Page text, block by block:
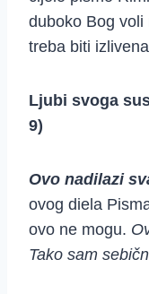
duboko Bog voli
treba biti
Ljubi svoga
9)
Ovo nadilazi
ovog diela
ovo ne mogu.
Tako sam